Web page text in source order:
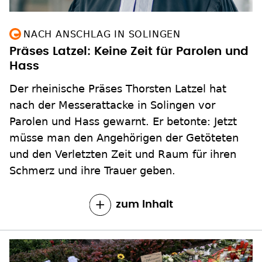
NACH ANSCHLAG IN SOLINGEN
Präses Latzel: Keine Zeit für Parolen und
Hass
Der rheinische Präses Thorsten Latzel hat
nach der Messerattacke in Solingen vor
Parolen und Hass gewarnt. Er betonte: Jetzt
müsse man den Angehörigen der Getöteten
und den Verletzten Zeit und Raum für ihren
Schmerz und ihre Trauer geben.
zum Inhalt